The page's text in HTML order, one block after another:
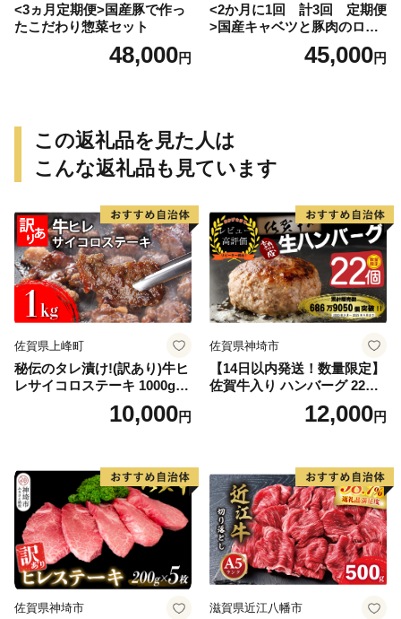
<3ヵ月定期便>国産豚で作っ
たこだわり惣菜セット
48,000円
<2か月に1回 計3回 定期便
>国産キャベツと豚肉のロー
ルキャベツ（6P入り）
45,000円
この返礼品を見た人は
こんな返礼品も見ています
佐賀県上峰町
秘伝のタレ漬け!(訳あり)牛ヒ
レサイコロステーキ 1000g
10,000円
佐賀県神埼市
【14日以内発送！数量限定】
佐賀牛入り ハンバーグ 22個
2.6kg(120g×22個)【佐賀牛
黒毛和牛 ブランド牛 九州 ハ
気】(H083106)
12,000円
佐賀県神埼市 滋賀県近江八幡市